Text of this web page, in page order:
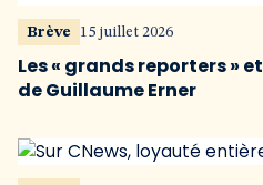
Brève 15 juillet 2026
Les « grands reporters » et
de Guillaume Erner